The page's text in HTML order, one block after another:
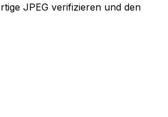
JPEG verifizieren und den